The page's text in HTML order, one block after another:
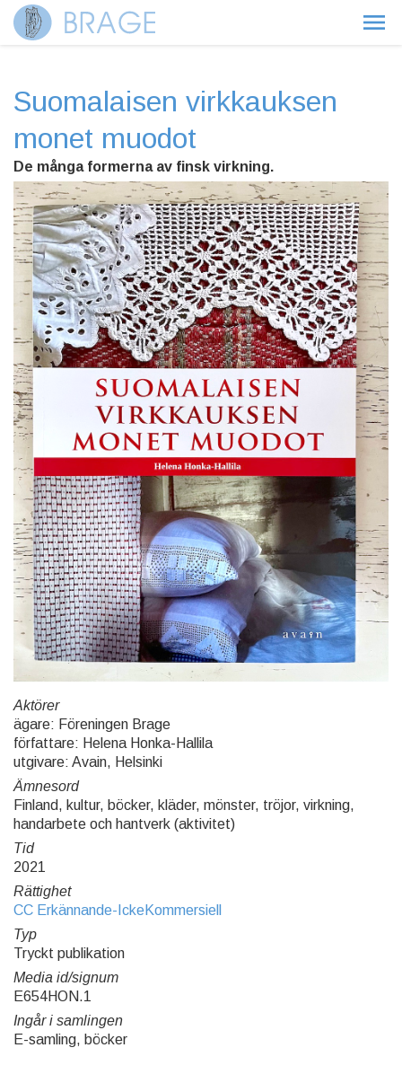
Suomalaisen virkkauksen
monet muodot
De många formerna av finsk virkning.
Aktörer
ägare: Föreningen Brage
författare: Helena Honka-Hallila
utgivare: Avain, Helsinki
Ämnesord
Finland, kultur, böcker, kläder, mönster, tröjor, virkning,
handarbete och hantverk (aktivitet)
Tid
2021
Rättighet
CC Erkännande-IckeKommersiell
Typ
Tryckt publikation
Media id/signum
E654HON.1
Ingår i samlingen
E-samling, böcker